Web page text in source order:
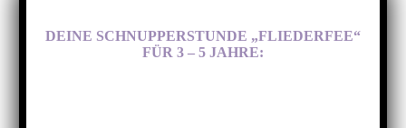
DEINE SCHNUPPERSTUNDE „FLIEDERFEE“
FÜR 3 – 5 JAHRE: